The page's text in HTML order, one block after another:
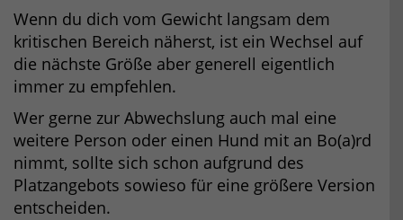
Wenn du dich vom Gewicht langsam dem
kritischen Bereich näherst, ist ein Wechsel auf
die nächste Größe aber generell eigentlich
immer zu empfehlen.
Wer gerne zur Abwechslung auch mal eine
weitere Person oder einen Hund mit an Bo(a)rd
nimmt, sollte sich schon aufgrund des
Platzangebots sowieso für eine größere Version
entscheiden.